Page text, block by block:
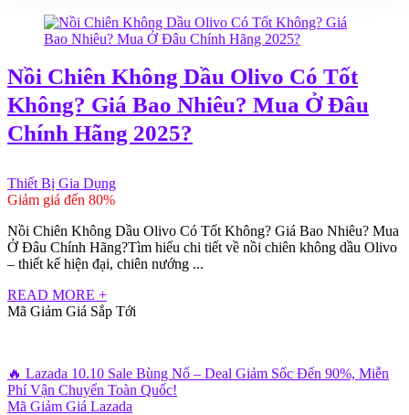
Nồi Chiên Không Dầu Olivo Có Tốt
Không? Giá Bao Nhiêu? Mua Ở Đâu
Chính Hãng 2025?
Thiết Bị Gia Dụng
Giảm giá đến 80%
Nồi Chiên Không Dầu Olivo Có Tốt Không? Giá Bao Nhiêu? Mua
Ở Đâu Chính Hãng?Tìm hiểu chi tiết về nồi chiên không dầu Olivo
– thiết kế hiện đại, chiên nướng ...
READ MORE +
Mã Giảm Giá Sắp Tới
🔥 Lazada 10.10 Sale Bùng Nổ – Deal Giảm Sốc Đến 90%, Miễn
Phí Vận Chuyển Toàn Quốc!
Mã Giảm Giá Lazada